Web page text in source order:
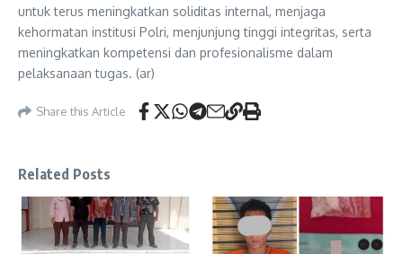
untuk terus meningkatkan soliditas internal, menjaga
kehormatan institusi Polri, menjunjung tinggi integritas, serta
meningkatkan kompetensi dan profesionalisme dalam
pelaksanaan tugas. (ar)
Share this Article
Related Posts